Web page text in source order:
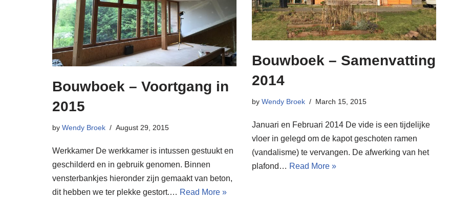
Bouwboek – Voortgang in
2015
by Wendy Broek August 29, 2015
Werkkamer De werkkamer is intussen gestuukt en
geschilderd en in gebruik genomen. Binnen
vensterbankjes hieronder zijn gemaakt van beton,
dit hebben we ter plekke gestort.… Read More »
Bouwboek – Samenvatting
2014
by Wendy Broek March 15, 2015
Januari en Februari 2014 De vide is een tijdelijke
vloer in gelegd om de kapot geschoten ramen
(vandalisme) te vervangen. De afwerking van het
plafond… Read More »